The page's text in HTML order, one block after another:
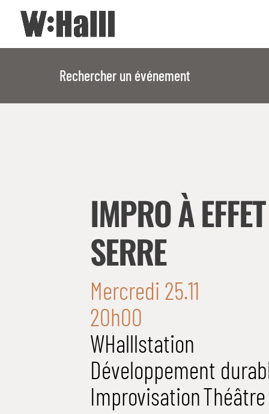
Rechercher un événement
IMPRO À
SERRE
Mercredi 25.11
20h00
WHalllstation
Développement
ImprovisationThéâtre